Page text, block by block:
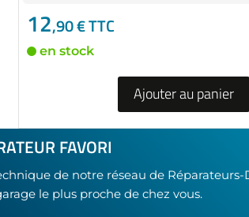
12,90 € TTC
en stock
Ajouter au panier
FAVORI
de notre réseau de
le plus proche de chez vous.